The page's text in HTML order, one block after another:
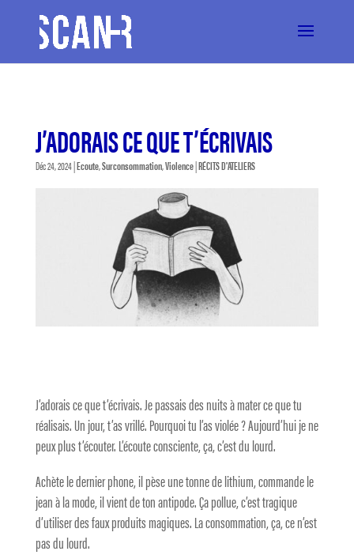
J’ADORAIS CE QUE T’ÉCRIVAIS
Déc 24, 2024|Ecoute,Surconsommation,Violence|RÉCITS D'ATELIERS
J’adorais ce que t’écrivais. Je passais des nuits à mater ce que tu
réalisais. Un jour, t’as vrillé. Pourquoi tu l’as violée ? Aujourd’hui je ne
peux plus t’écouter. L’écoute consciente, ça, c’est du lourd.
Achète le dernier phone, il pèse une tonne de lithium, commande le
jean à la mode, il vient de ton antipode. Ça pollue, c’est tragique
d’utiliser des faux produits magiques. La consommation, ça, ce n’est
pas du lourd.